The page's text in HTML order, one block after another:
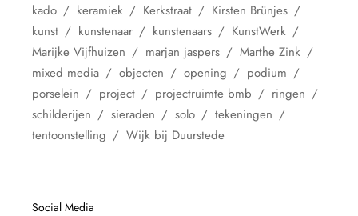
kado
keramiek Kerkstraat
Kirsten Brünjes
kunst
kunstenaar kunstenaars
KunstWerk
Marijke Vijfhuizen
marjan jaspers
Marthe Zink
mixed media
objecten opening
podium
porselein
project projectruimte bmb
ringen
schilderijen
sieraden solo
tekeningen
tentoonstelling
Wijk bij Duurstede
Social Media